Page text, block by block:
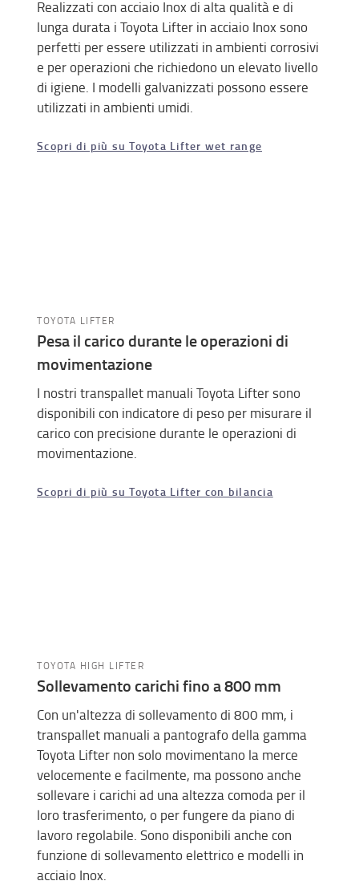
Realizzati con acciaio Inox di alta qualità e di
lunga durata i Toyota Lifter in acciaio Inox sono
perfetti per essere utilizzati in ambienti corrosivi
e per operazioni che richiedono un elevato livello
di igiene. I modelli galvanizzati possono essere
utilizzati in ambienti umidi.
Scopri di più su Toyota Lifter wet range
TOYOTA LIFTER
Pesa il carico durante le operazioni di
movimentazione
I nostri transpallet manuali Toyota Lifter sono
disponibili con indicatore di peso per misurare il
carico con precisione durante le operazioni di
movimentazione.
Scopri di più su Toyota Lifter con bilancia
TOYOTA HIGH LIFTER
Sollevamento carichi fino a 800 mm
Con un'altezza di sollevamento di 800 mm, i
transpallet manuali a pantografo della gamma
Toyota Lifter non solo movimentano la merce
velocemente e facilmente, ma possono anche
sollevare i carichi ad una altezza comoda per il
loro trasferimento, o per fungere da piano di
lavoro regolabile. Sono disponibili anche con
funzione di sollevamento elettrico e modelli in
acciaio Inox.